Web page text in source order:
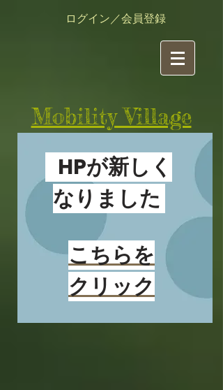
ログイン／会員登録
​Mobility Village
​モビリティ・ビレッジ
活動情報（ブログ）
新着情報はここをクリック
HPが新しく
なりました
こちらを
クリック